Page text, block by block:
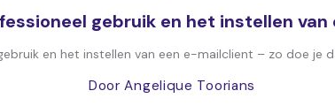
gebruik en het instellen
en het instellen van een e-mailclient – zo doe je
Door Angelique Toorians